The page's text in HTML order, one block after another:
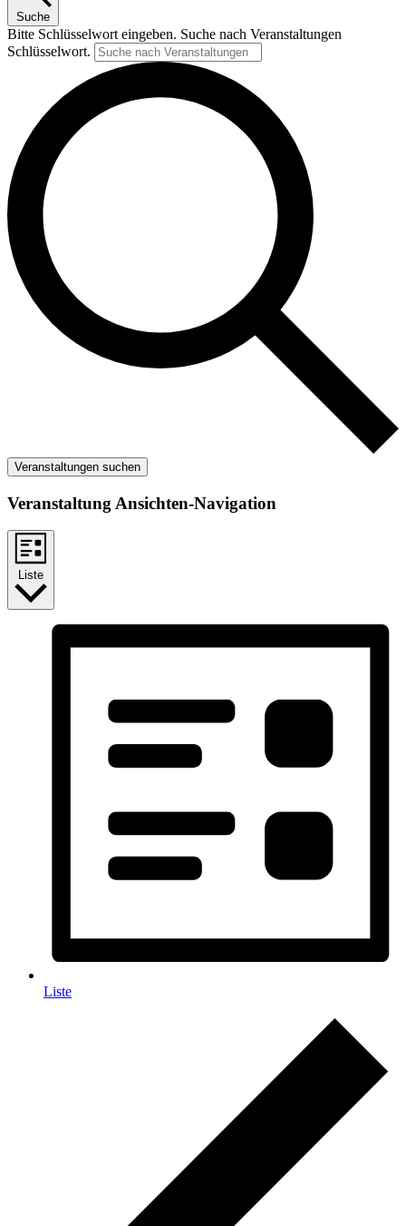
Suche
Bitte Schlüsselwort eingeben. Suche nach Veranstaltungen
Schlüsselwort.
Veranstaltungen suchen
Veranstaltung Ansichten-Navigation
Liste
Liste